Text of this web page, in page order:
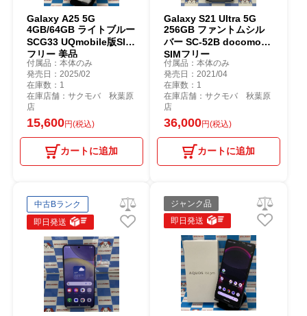
Galaxy A25 5G
4GB/64GB ライトブルー
SCG33 UQmobile版SIM
フリー 美品
付属品：本体のみ
発売日：2025/02
在庫数：1
在庫店舗：サクモバ 秋葉原
店
15,600円(税込)
カートに追加
Galaxy S21 Ultra 5G
256GB ファントムシル
バー SC-52B docomo版
SIMフリー
付属品：本体のみ
発売日：2021/04
在庫数：1
在庫店舗：サクモバ 秋葉原
店
36,000円(税込)
カートに追加
中古Bランク
即日発送
ジャンク品
即日発送